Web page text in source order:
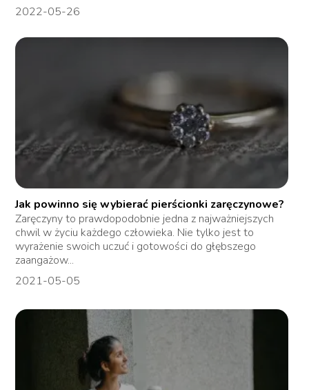
2022-05-26
Jak powinno się wybierać pierścionki zaręczynowe?
Zaręczyny to prawdopodobnie jedna z najważniejszych
chwil w życiu każdego człowieka. Nie tylko jest to
wyrażenie swoich uczuć i gotowości do głębszego
zaangażow...
2021-05-05